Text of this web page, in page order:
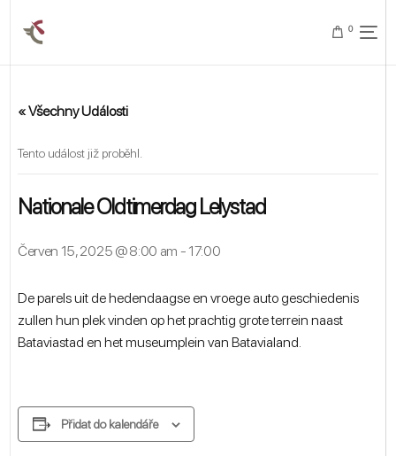
0
« Všechny Události
Tento událost již proběhl.
Nationale Oldtimerdag Lelystad
Červen 15, 2025 @ 8:00 am - 17:00
De parels uit de hedendaagse en vroege auto geschiedenis
zullen hun plek vinden op het prachtig grote terrein naast
Bataviastad en het museumplein van Batavialand.
Přidat do kalendáře